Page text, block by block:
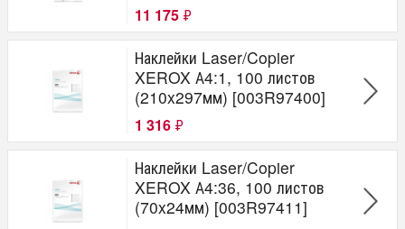
11 175 ₽
Наклейки Laser/Copier
XEROX А4:1, 100 листов
(210x297мм) [003R97400]
1 316 ₽
Наклейки Laser/Copier
XEROX А4:36, 100 листов
(70x24мм) [003R97411]